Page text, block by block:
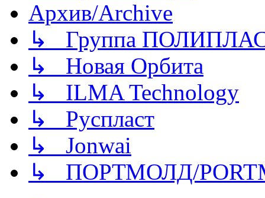
Архив/Archive
↳ Группа
↳ Новая Орбита
↳ ILMA Technology
↳ Руспласт
↳ Jonwai
↳ ПОРТМОЛД/